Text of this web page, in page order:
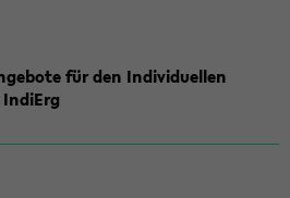
für den Individuellen
IndiErg